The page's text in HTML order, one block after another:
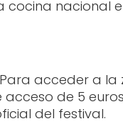
cocina nacional e
acceder a la
de 5
del festival.